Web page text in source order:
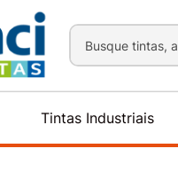
Busque tintas,
Tintas Industriais